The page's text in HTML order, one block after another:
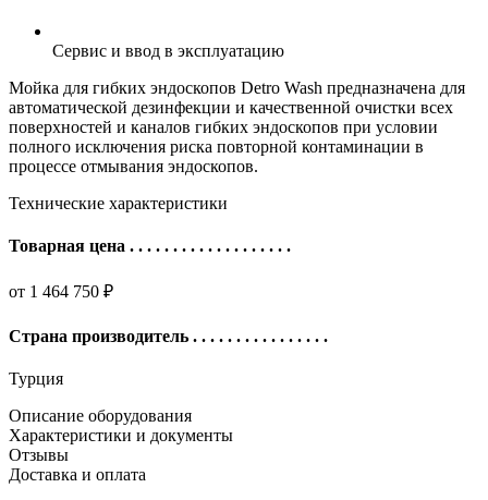
Сервис и ввод в эксплуатацию
Мойка для гибких эндоскопов Detro Wash предназначена для
автоматической дезинфекции и качественной очистки всех
поверхностей и каналов гибких эндоскопов при условии
полного исключения риска повторной контаминации в
процессе отмывания эндоскопов.
Технические характеристики
Товарная цена . . . . . . . . . . . . . . . . . . .
от 1 464 750 ₽
Страна производитель . . . . . . . . . . . . . . . .
Турция
Описание оборудования
Характеристики и документы
Отзывы
Доставка и оплата